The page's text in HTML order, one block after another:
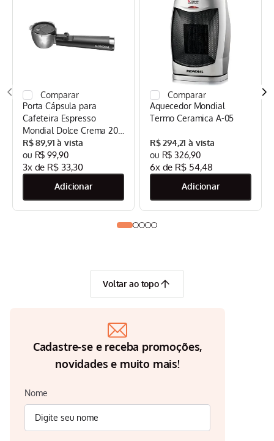
Porta Cápsula para
Cafeteira Espresso
Mondial Dolce Crema 20
Bar Mondial Preto/Inox -
CPC-DG
R$ 89,91
R$ 99,90
3x de R$ 33,30
Aquecedor Mondial
Termo Ceramica A-05
R$ 294,21
R$ 326,90
6x de R$ 54,48
Voltar ao topo
Cadastre-se e receba promoções,
novidades e muito mais!
Nome